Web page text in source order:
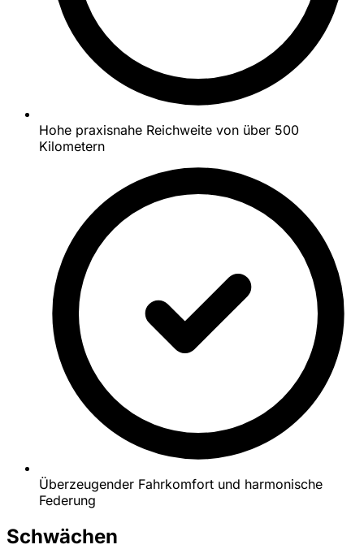
Hohe praxisnahe Reichweite von über 500
Kilometern
Überzeugender Fahrkomfort und harmonische
Federung
Schwächen